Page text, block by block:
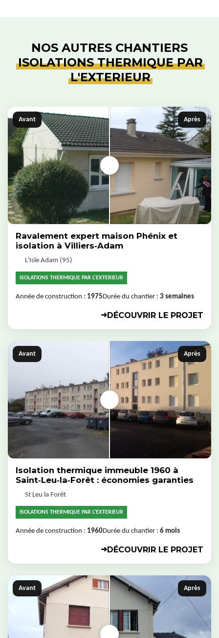
NOS AUTRES CHANTIERS
ISOLATIONS THERMIQUE PAR
L'EXTERIEUR
Avant Après
Ravalement expert maison Phénix et
isolation à Villiers‑Adam
L'Isle Adam (95)
ISOLATIONS THERMIQUE PAR L'EXTERIEUR
Année de construction : 1975Durée du chantier : 3 semaines
➜DÉCOUVRIR LE PROJET
Avant Après
Isolation thermique immeuble 1960 à
Saint‑Leu‑la‑Forêt : économies garanties
St Leu la Forêt
ISOLATIONS THERMIQUE PAR L'EXTERIEUR
Année de construction : 1960Durée du chantier : 6 mois
➜DÉCOUVRIR LE PROJET
Avant Après